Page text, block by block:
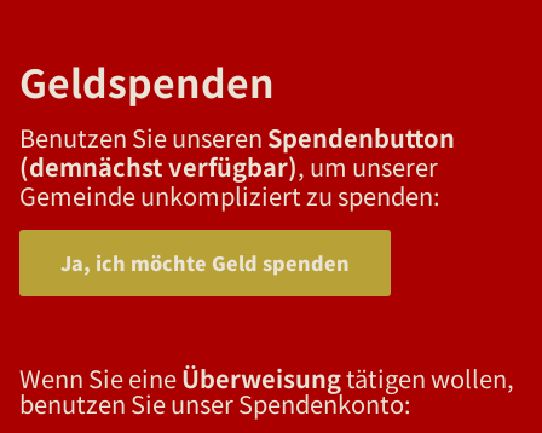
Geldspenden
Benutzen Sie unseren Spendenbutton
(demnächst verfügbar), um unserer
Gemeinde unkompliziert zu spenden:
Ja, ich möchte Geld spenden
Wenn Sie eineÜberweisungtätigen wollen,
benutzen Sie unser Spendenkonto: